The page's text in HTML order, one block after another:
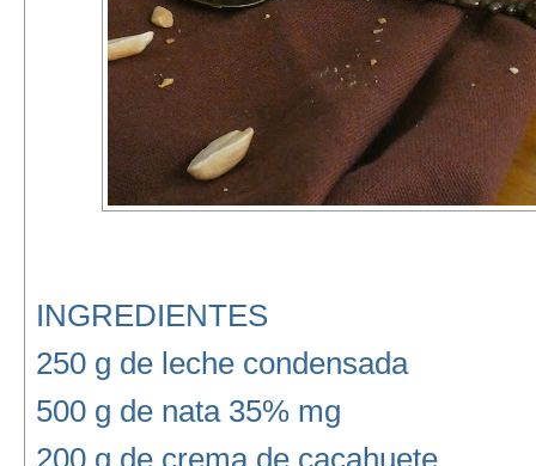
INGREDIENTES
250 g de leche condensada
500 g de nata 35% mg